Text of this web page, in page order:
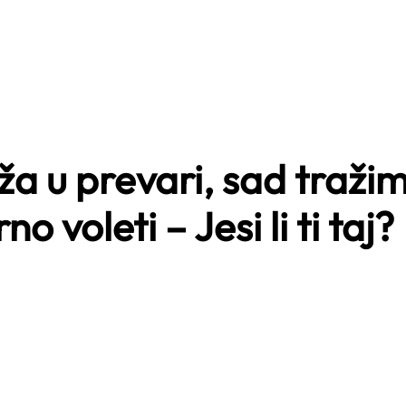
u prevari, sad
voleti – Jesi li ti taj?